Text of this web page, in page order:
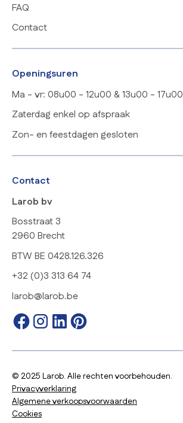
FAQ
Contact
Openingsuren
Ma - vr: 08u00 - 12u00 & 13u00 - 17u00
Zaterdag enkel op afspraak
Zon- en feestdagen gesloten
Contact
Larob bv
Bosstraat 3
2960 Brecht
BTW BE 0428.126.326
+32 (0)3 313 64 74
larob@larob.be
© 2025 Larob. Alle rechten voorbehouden.
Privacyverklaring
Algemene verkoopsvoorwaarden
Cookies